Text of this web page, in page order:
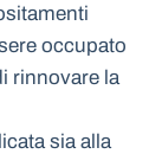
occupato
rinnovare la
sia alla